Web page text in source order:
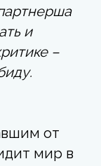
и
–
от
мир в